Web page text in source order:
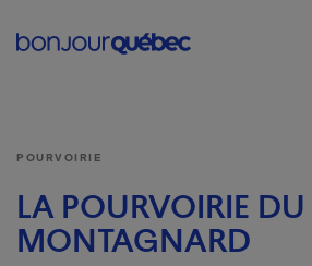
Main
POURVOIRIE
LA POURVOIRIE DU
MONTAGNARD